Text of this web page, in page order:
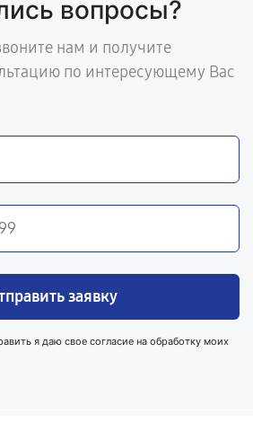
вопросы?
нам и получите
по интересующему Вас
заявку
я даю свое согласие на обработку моих